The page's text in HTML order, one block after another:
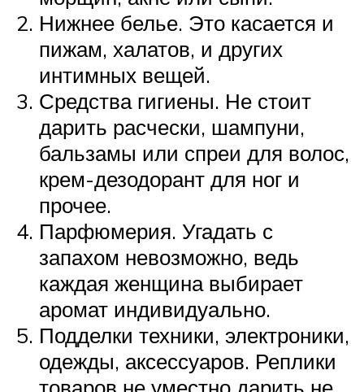
Нижнее белье. Это касается и
пижам, халатов, и других
интимных вещей.
Средства гигиены. Не стоит
дарить расчески, шампуни,
бальзамы или спреи для волос,
крем-дезодорант для ног и
прочее.
Парфюмерия. Угадать с
запахом невозможно, ведь
каждая женщина выбирает
аромат индивидуально.
Подделки техники, электроники,
одежды, аксессуаров. Реплики